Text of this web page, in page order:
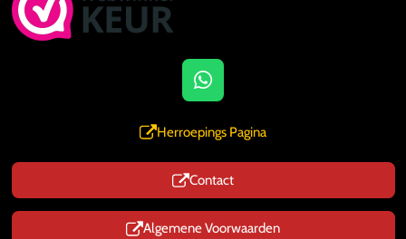
W
h
a
s
A
p
p
Herroepings Pagina
Contact
Algemene Voorwaarden